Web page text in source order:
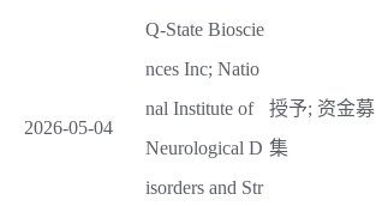
2026-05-04
Q-State Bioscie
nces Inc; Natio
nal Institute of
Neurological D
isorders and Str
授予; 资金募
集